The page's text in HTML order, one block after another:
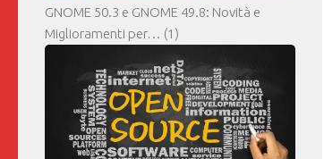
GNOME 50.3 e GNOME 49.8: Novità e
Miglioramenti per… (1)